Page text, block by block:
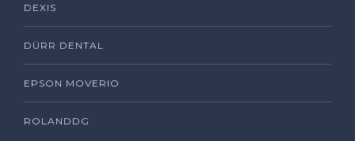
DEXIS
DÜRR DENTAL
EPSON MOVERIO
ROLANDDG